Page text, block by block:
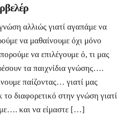
αλλιώς γιατί αγαπάμε να
να μαθαίνουμε όχι μόνο
να επιλέγουμε ό, τι μας
τα παιχνίδια γνώσης….
παίζοντας… γιατί μας
το διαφορετικό στην γνώση γιατί
και να είμαστε […]